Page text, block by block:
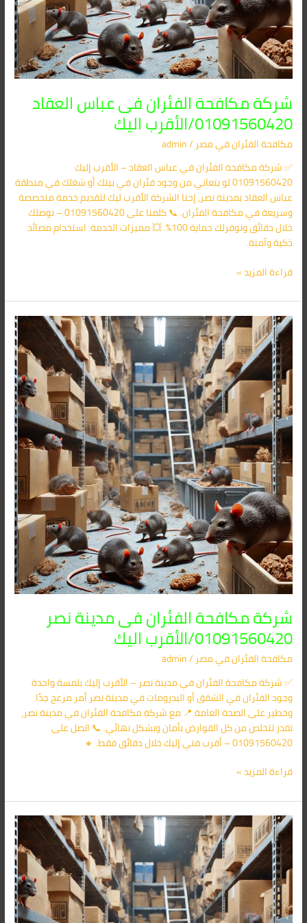
شركة مكافحة الفئران فى عباس العقاد
01091560420/الأقرب اليك
مكافحة الفئران​ في مصر/
admin
✅ شركة مكافحة الفئران في عباس العقاد – الأقرب إليك
01091560420 لو بتعاني من وجود فئران في بيتك أو شغلك في منطقة
عباس العقاد بمدينة نصر، إحنا الشركة الأقرب ليك لتقديم خدمة متخصصة
وسريعة في مكافحة الفئران. 📞 كلمنا على 01091560420 – نوصلك
خلال دقائق ونوفرلك حماية 100%. 💥 مميزات الخدمة: استخدام مصائد
ذكية وآمنة.
قراءة المزيد »
شركة مكافحة الفئران فى مدينة نصر
01091560420/الأقرب اليك
مكافحة الفئران​ في مصر/
admin
✅ شركة مكافحة الفئران في مدينة نصر – الأقرب إليك بلمسة واحدة
وجود الفئران في الشقق أو البدرومات في مدينة نصر أمر مزعج جدًا
وخطير على الصحة العامة.📍 مع شركة مكافحة الفئران في مدينة نصر،
تقدر تتخلص من كل القوارض بأمان وبشكل نهائي. 📞 اتصل على
01091560420 – أقرب فني إليك خلال دقائق فقط. 🔸
شركة
مكافحة
الفئران
فى
مدينة
نصر
الأقرب
اليك
قراءة المزيد »
شركة
مكافحة
الفئران
فى
القطامية
01091560420/
الأقرب